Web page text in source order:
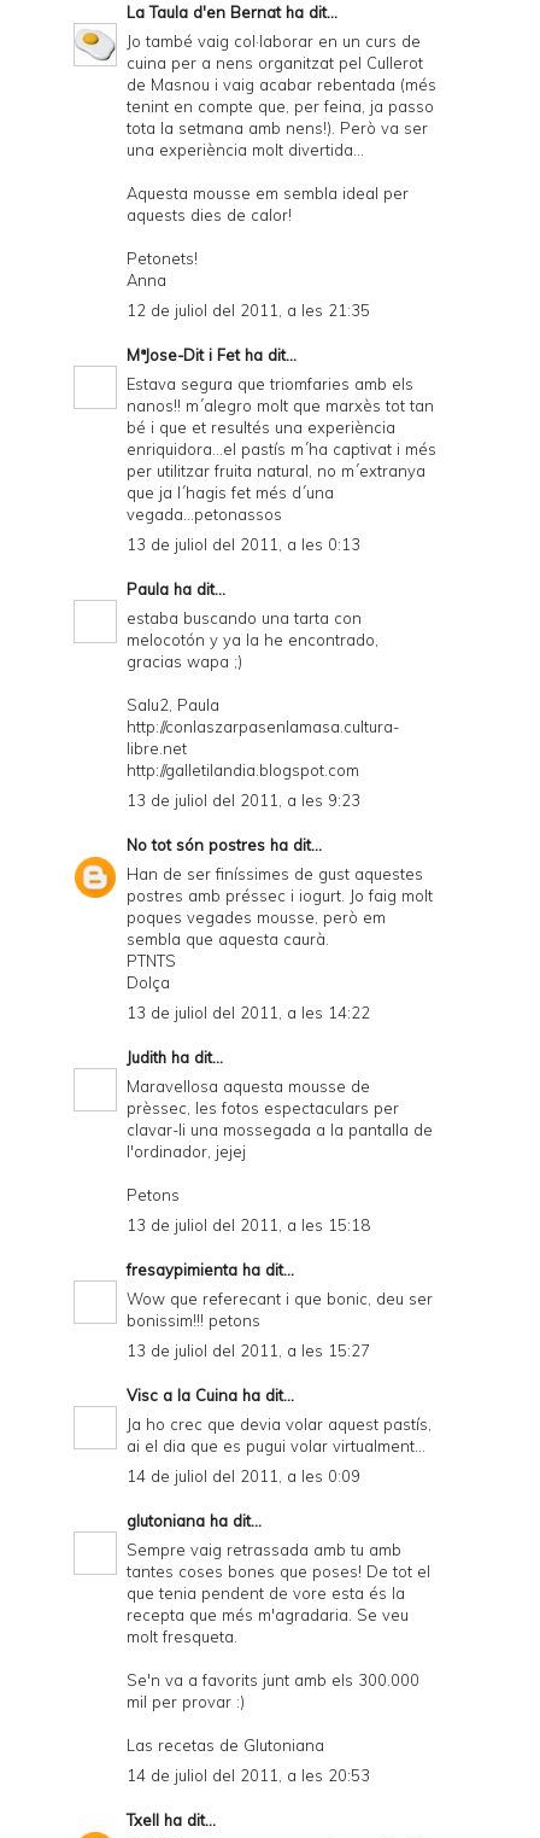
La Taula d'en Bernatha dit...
Jo també vaig col·laborar en un curs de
cuina per a nens organitzat pel Cullerot
de Masnou i vaig acabar rebentada (més
tenint en compte que, per feina, ja passo
tota la setmana amb nens!). Però va ser
una experiència molt divertida...
Aquesta mousse em sembla ideal per
aquests dies de calor!
Petonets!
Anna
12 de juliol del 2011, a les 21:35
MªJose-Dit i Fetha dit...
Estava segura que triomfaries amb els
nanos!! m´alegro molt que marxès tot tan
bé i que et resultés una experiència
enriquidora...el pastís m´ha captivat i més
per utilitzar fruita natural, no m´extranya
que ja l´hagis fet més d´una
vegada...petonassos
13 de juliol del 2011, a les 0:13
Paula ha dit...
estaba buscando una tarta con
melocotón y ya la he encontrado,
gracias wapa ;)
Salu2, Paula
http://conlaszarpasenlamasa.cultura-
libre.net
http://galletilandia.blogspot.com
13 de juliol del 2011, a les 9:23
No tot són postres ha dit...
Han de ser finíssimes de gust aquestes
postres amb préssec i iogurt. Jo faig molt
poques vegades mousse, però em
sembla que aquesta caurà.
PTNTS
Dolça
13 de juliol del 2011, a les 14:22
Judith ha dit...
Maravellosa aquesta mousse de
prèssec, les fotos espectaculars per
clavar-li una mossegada a la pantalla de
l'ordinador, jejej
Petons
13 de juliol del 2011, a les 15:18
fresaypimienta ha dit...
Wow que referecant i que bonic, deu ser
bonissim!!! petons
13 de juliol del 2011, a les 15:27
Visc a la Cuina ha dit...
Ja ho crec que devia volar aquest pastís,
ai el dia que es pugui volar virtualment...
14 de juliol del 2011, a les 0:09
glutoniana ha dit...
Sempre vaig retrassada amb tu amb
tantes coses bones que poses! De tot el
que tenia pendent de vore esta és la
recepta que més m'agradaria. Se veu
molt fresqueta.
Se'n va a favorits junt amb els 300.000
mil per provar :)
Las recetas de Glutoniana
14 de juliol del 2011, a les 20:53
Txell ha dit...